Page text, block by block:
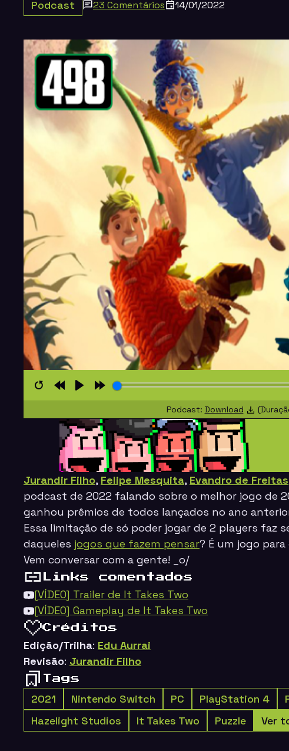
Podcast 23 Comentários 14/01/2022
RestartRewind
PlayForward
Podcast: Download
Jurandir Filho, Felipe Mesquita, Evandro de Freitas
podcast de 2022 falando sobre o melhor jogo de
ganhou prêmios de todos lançados no ano
Essa limitação de só poder jogar de 2 players faz
daqueles jogos que fazem pensar? É um jogo
Vem conversar com a gente! _o/
Links comentados
[VÍDEO] Trailer de It Takes Two
[VÍDEO] Gameplay de It Takes Two
Créditos
Edição/Trilha: Edu Aurrai
Revisão: Jurandir Filho
Tags
2021 Nintendo Switch PC PlayStation 4
Hazelight Studios
It Takes Two Puzzle Ver